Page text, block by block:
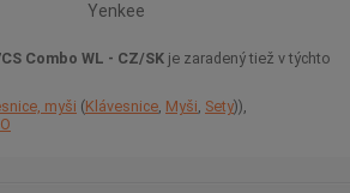
Yenkee
Combo WL - CZ/SK je zaradený tiež v týchto
myši Klávesnice Myši Sety